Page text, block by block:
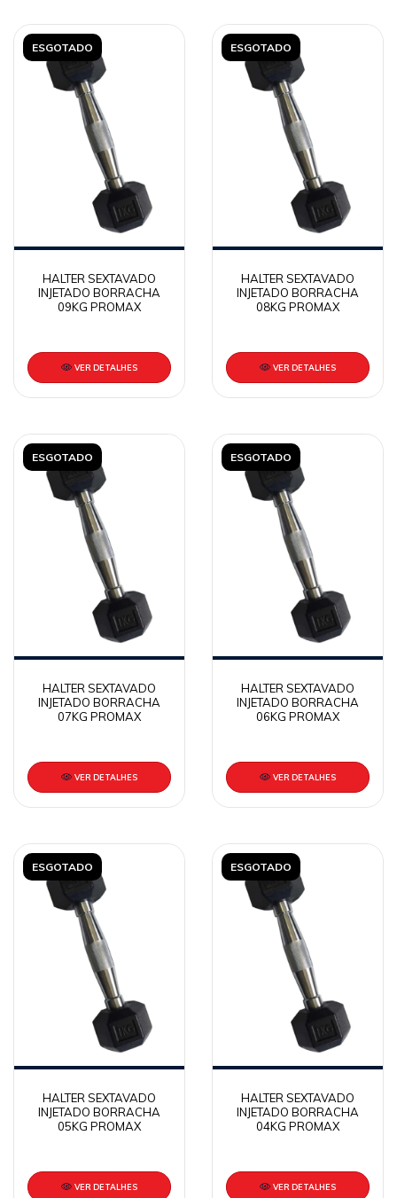
ESGOTADO
HALTER SEXTAVADO
INJETADO BORRACHA
09KG PROMAX
VER DETALHES
ESGOTADO
HALTER SEXTAVADO
INJETADO BORRACHA
08KG PROMAX
VER DETALHES
ESGOTADO
HALTER SEXTAVADO
INJETADO BORRACHA
07KG PROMAX
VER DETALHES
ESGOTADO
HALTER SEXTAVADO
INJETADO BORRACHA
06KG PROMAX
VER DETALHES
ESGOTADO
HALTER SEXTAVADO
INJETADO BORRACHA
05KG PROMAX
VER DETALHES
ESGOTADO
HALTER SEXTAVADO
INJETADO BORRACHA
04KG PROMAX
VER DETALHES